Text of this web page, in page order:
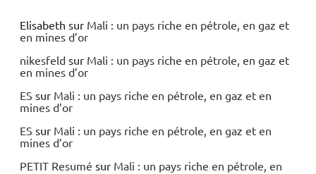
Elisabeth sur Mali : un pays riche en pétrole, en gaz et
en mines d’or
nikesfeld sur Mali : un pays riche en pétrole, en gaz et
en mines d’or
ES sur Mali : un pays riche en pétrole, en gaz et en
mines d’or
ES sur Mali : un pays riche en pétrole, en gaz et en
mines d’or
PETIT Resumé sur Mali : un pays riche en pétrole, en